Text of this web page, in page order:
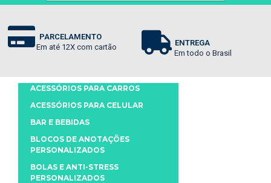
PARCELAMENTO
Em até 12X com cartão
ENTREGA
Em todo o Brasil
ACESSÓRIOS PARA CARROS
ACESSÓRIOS PARA CELULAR
BAR E BEBIDAS
BLOCOS DE ANOTAÇÕES
PERSONALIZADOS
BOLAS E ANTI-STRESS
PERSONALIZADOS